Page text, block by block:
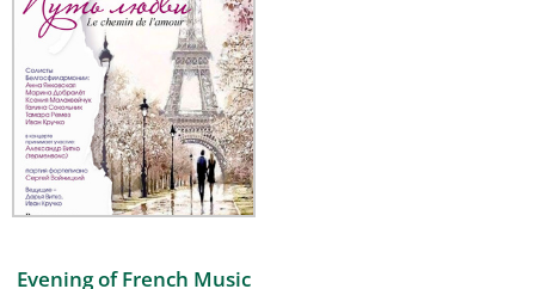
Evening of French Music